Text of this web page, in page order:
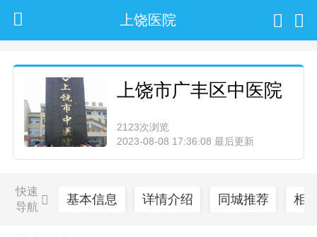
上饶医院
上饶市广丰区中医院
2123次浏览
2023-08-08 17:36:08 最后更新
快速
导航
基本信息 详情介绍 同城推荐 相